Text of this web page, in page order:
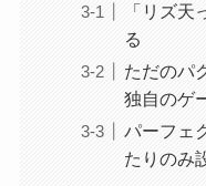
「リズ
る
ただのパ
独自のゲ
パーフェ
たりのみ